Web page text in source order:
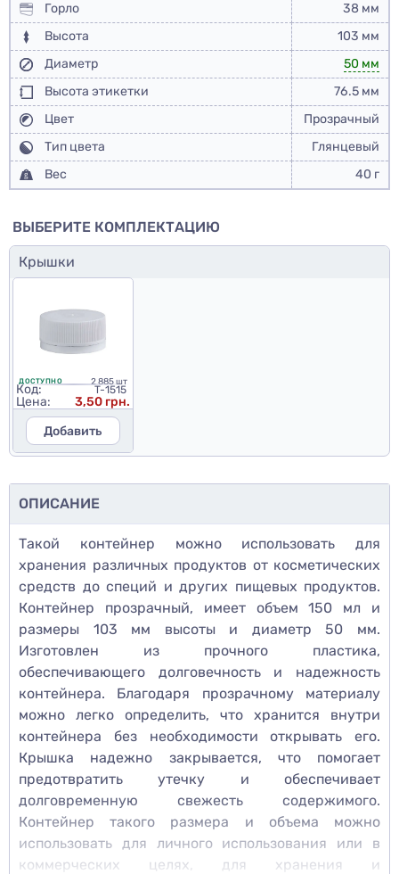
Горло
38 мм
Высота
103 мм
Диаметр
50 мм
Высота этикетки
76.5 мм
Цвет
Прозрачный
Тип цвета
Глянцевый
Вес
40 г
ВЫБЕРИТЕ КОМПЛЕКТАЦИЮ
Крышки
ДОСТУПНО 2 885 шт
Код: T-1515
Цена:
3,50 грн.
Добавить
ОПИСАНИЕ
Такой контейнер можно использовать для
хранения различных продуктов от косметических
средств до специй и других пищевых продуктов.
Контейнер прозрачный, имеет объем 150 мл и
размеры 103 мм высоты и диаметр 50 мм.
Изготовлен из прочного пластика,
обеспечивающего долговечность и надежность
контейнера. Благодаря прозрачному материалу
можно легко определить, что хранится внутри
контейнера без необходимости открывать его.
Крышка надежно закрывается, что помогает
предотвратить утечку и обеспечивает
долговременную свежесть содержимого.
Контейнер такого размера и объема можно
использовать для личного использования или в
коммерческих целях, для хранения и